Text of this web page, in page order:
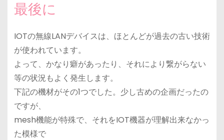
最後に
IOTの無線LANデバイスは、ほとんどが過去の古い技術
が使われています。
よって、かなり癖があったり、それにより繋がらない
等の状況もよく発生します。
下記の機材がその1つでした。少し古めの企画だったの
ですが、
mesh機能が特殊で、それをIOT機器が理解出来なかっ
た模様で